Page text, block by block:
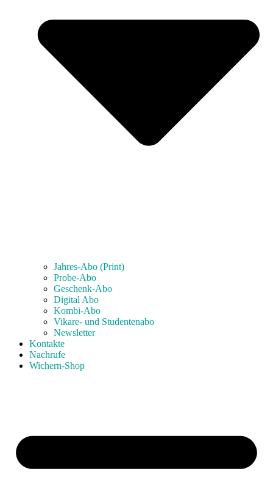
Jahres-Abo (Print)
Probe-Abo
Geschenk-Abo
Digital Abo
Kombi-Abo
Vikare- und Studentenabo
Newsletter
Kontakte
Nachrufe
Wichern-Shop